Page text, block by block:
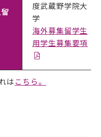
度武蔵野学院大
学
海外募集留学生
用学生募集要項
はこちら。